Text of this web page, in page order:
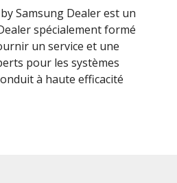
Samsung Dealer est un
spécialement formé
un service et une
pour les systèmes
à haute efficacité